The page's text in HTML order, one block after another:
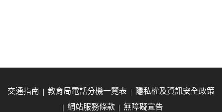
交通指南 教育局電話分機一覽表
隱私權及資訊安全政策
網站服務條款
無障礙宣告